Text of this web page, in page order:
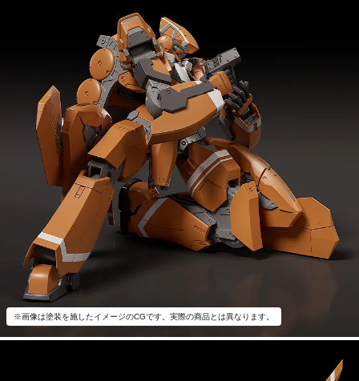
※画像は塗装を施したイメージのCGです。実際の商品とは異なります。